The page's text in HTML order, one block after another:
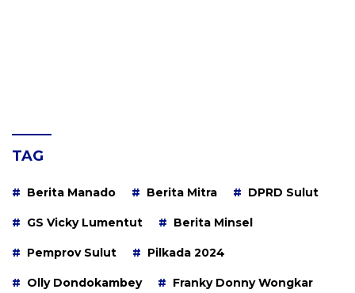
TAG
Berita Manado Berita Mitra DPRD Sulut
GS Vicky Lumentut Berita Minsel
Pemprov Sulut Pilkada 2024
Olly Dondokambey Franky Donny Wongkar